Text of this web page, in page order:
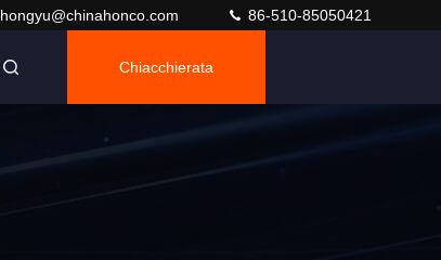
hongyu@chinahonco.com 86-510-85050421
Chiacchierata